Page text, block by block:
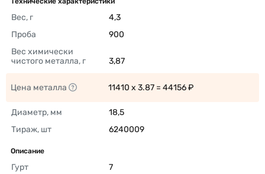
Вес, г
4,3
Проба
900
Вес химически
чистого металла, г
3,87
Цена металла 11410 x 3.87 = 44156 ₽
Диаметр, мм
18,5
Тираж, шт
6240009
Описание
Гурт
7